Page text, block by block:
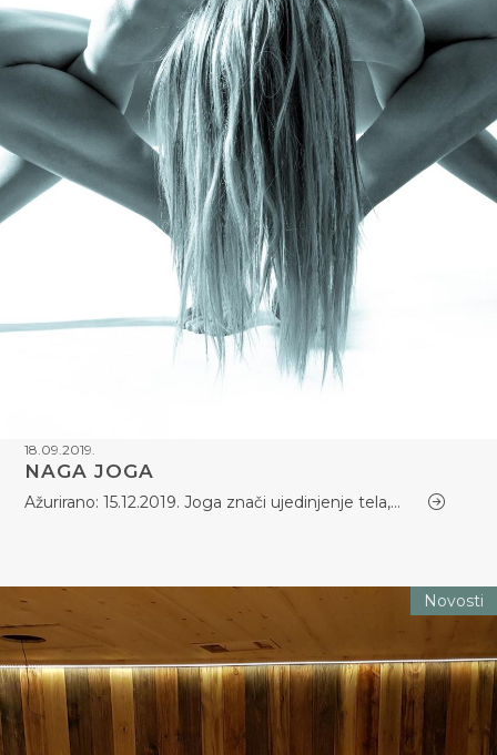
18.09.2019.
NAGA JOGA
Ažurirano: 15.12.2019. Joga znači ujedinjenje tela,…
Novosti